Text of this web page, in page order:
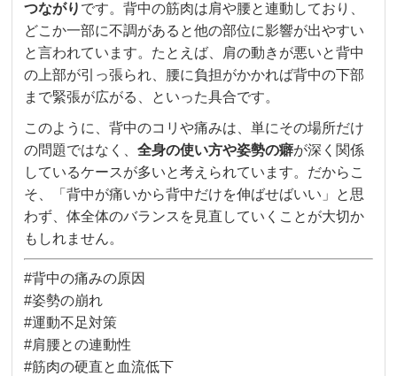
つながり です。背中の筋肉は肩や腰と連動しており、
どこか一部に不調があると他の部位に影響が出やすい
と言われています。たとえば、肩の動きが悪いと背中
の上部が引っ張られ、腰に負担がかかれば背中の下部
まで緊張が広がる、といった具合です。
このように、背中のコリや痛みは、単にその場所だけ
の問題ではなく、全身の使い方や姿勢の癖が深く関係
しているケースが多いと考えられています。だからこ
そ、「背中が痛いから背中だけを伸ばせばいい」と思
わず、体全体のバランスを見直していくことが大切か
もしれません。
#背中の痛みの原因
#姿勢の崩れ
#運動不足対策
#肩腰との連動性
#筋肉の硬直と血流低下